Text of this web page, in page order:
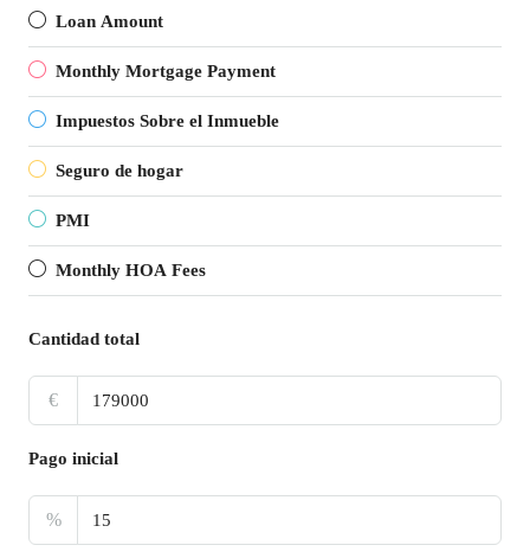
Loan Amount
Monthly Mortgage Payment
Impuestos Sobre el Inmueble
Seguro de hogar
PMI
Monthly HOA Fees
Cantidad total
€
Pago inicial
%